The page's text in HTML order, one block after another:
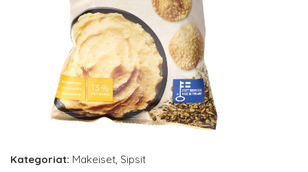
Kategoriat: Makeiset, Sipsit